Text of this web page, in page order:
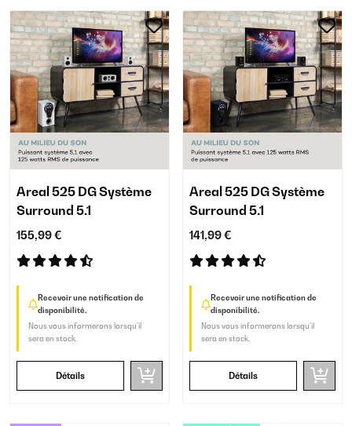
Areal 525 DG Système
Surround 5.1
155,99 €
Recevoir une notification de
disponibilité.
Nous vous informerons lorsqu’il
sera en stock.
Détails
Areal 525 DG Système
Surround 5.1
141,99 €
Recevoir une notification de
disponibilité.
Nous vous informerons lorsqu’il
sera en stock.
Détails